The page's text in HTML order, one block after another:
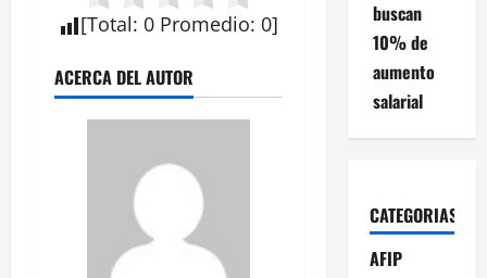
[Total: 0 Promedio: 0]
ACERCA DEL AUTOR
buscan
10% de
aumento
salarial
CATEGORIAS
AFIP